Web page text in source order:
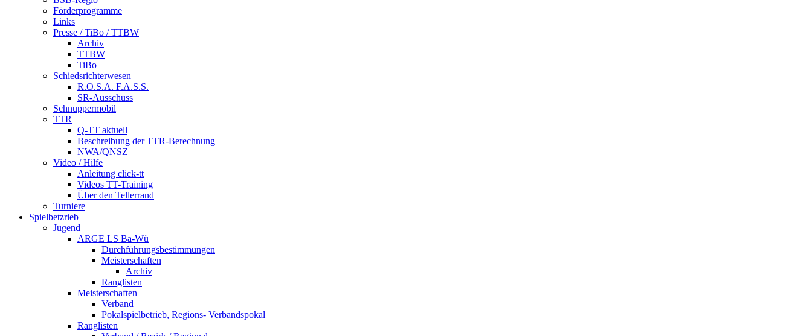
Förderprogramme
Links
Presse / TiBo / TTBW
Archiv
TTBW
TiBo
Schiedsrichterwesen
R.O.S.A. F.A.S.S.
SR-Ausschuss
Schnuppermobil
TTR
Q-TT aktuell
Beschreibung der TTR-Berechnung
NWA/QNSZ
Video / Hilfe
Anleitung click-tt
Videos TT-Training
Über den Tellerrand
Turniere
Spielbetzrieb
Jugend
ARGE LS Ba-Wü
Durchführungsbestimmungen
Meisterschaften
Archiv
Ranglisten
Meisterschaften
Verband
Pokalspielbetrieb, Regions- Verbandspokal
Ranglisten